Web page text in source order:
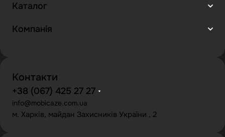
Каталог
Компанія
Контакти
+38 (067) 425 27 27
info@mobicaze.com.ua
м. Харків, майдан Захисників України , 2